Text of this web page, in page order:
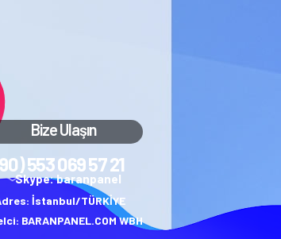
Bize Ulaşın
553 069 57 21
Skype: baranpanel
İstanbul/TÜRKİYE
BARANPANEL.COM WBH